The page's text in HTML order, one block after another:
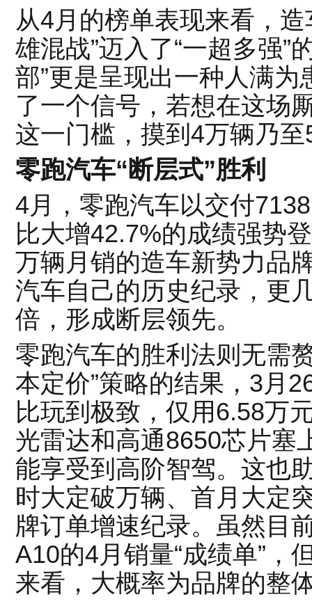
从4月的榜单表现来看，
雄混战”迈入了“一超多强”
部”更是呈现出一种人满
了一个信号，若想在这场
这一门槛，摸到4万辆乃
零跑汽车“断层式”胜利
4月，零跑汽车以交付
比大增42.7%的成绩强势
万辆月销的造车新势力品
汽车自己的历史纪录，更
倍，形成断层领先。
零跑汽车的胜利法则无需
本定价”策略的结果，3月
比玩到极致，仅用6.58万
光雷达和高通8650芯片塞
能享受到高阶智驾。这也
时大定破万辆、首月大定
牌订单增速纪录。虽然目
A10的4月销量“成绩单”，
来看，大概率为品牌的整